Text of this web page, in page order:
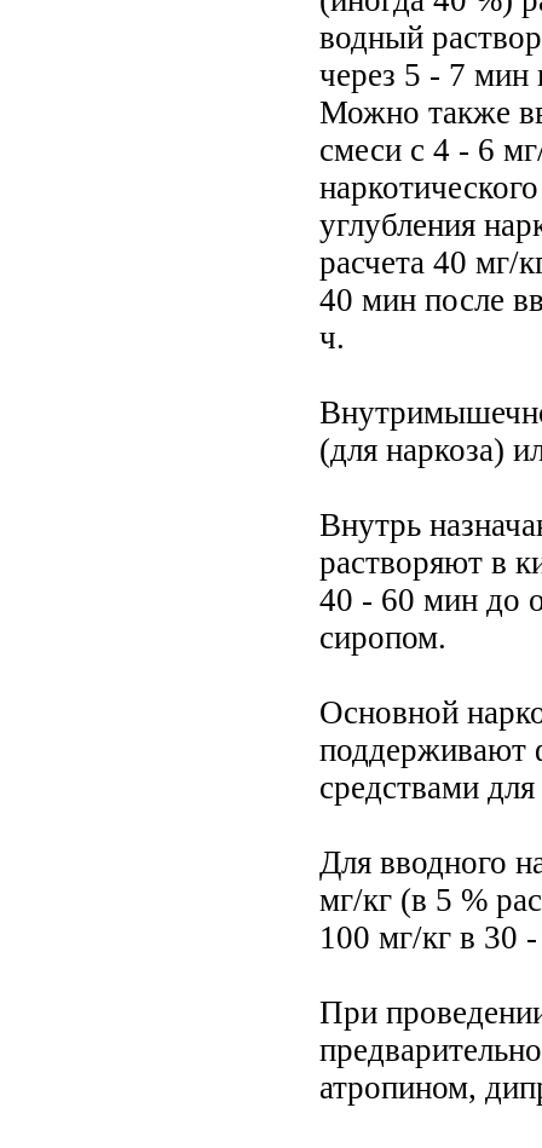
водный
через 5 - 7 мин
Можно также
смеси с 4 - 6
углубления
расчета 40 мг/
40 мин после
ч.
(для наркоза)
Внутрь
растворяют в
40 - 60 мин до
сиропом.
Основной
поддерживают
средствами
Для вводного
мг/кг (в 5 %
100 мг/кг в 30
При
атропином,